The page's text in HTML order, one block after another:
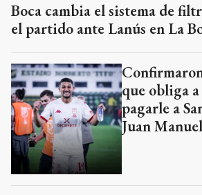
Boca cambia el sistema de
el partido ante Lanús en La
que obliga
pagarle a
Juan